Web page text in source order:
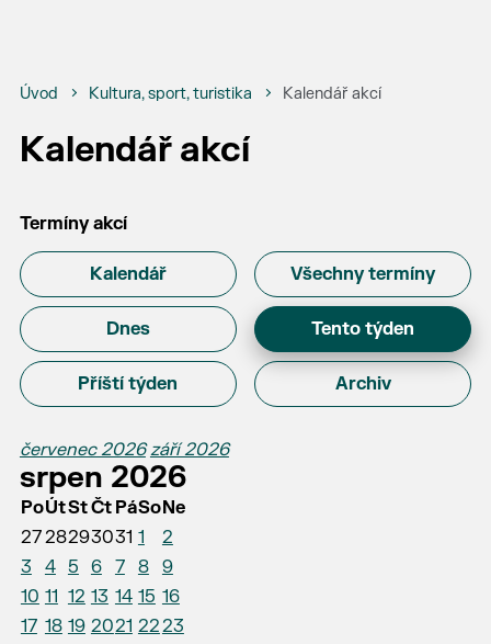
Úvod Kultura, sport, turistika Kalendář akcí
Kalendář akcí
Termíny akcí
Kalendář Všechny termíny
Dnes Tento týden
Příští týden Archiv
červenec 2026 září 2026
srpen 2026
PoÚtStČt PáSoNe
2728293031 1
2
3
4 5 6 7 8
9
10 11 12 13 14 15 16
17 18 19 2021 2223